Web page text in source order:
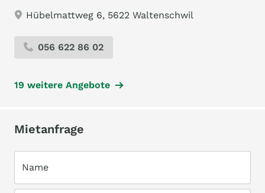
Hübelmattweg 6, 5622 Waltenschwil
056 622 86 02
19 weitere Angebote
Mietanfrage
Name